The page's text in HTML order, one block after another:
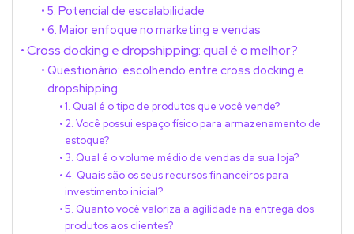
5. Potencial de escalabilidade
6. Maior enfoque no marketing e vendas
Cross docking e dropshipping: qual é o melhor?
Questionário: escolhendo entre cross docking e
dropshipping
1. Qual é o tipo de produtos que você vende?
2. Você possui espaço físico para armazenamento de
estoque?
3. Qual é o volume médio de vendas da sua loja?
4. Quais são os seus recursos financeiros para
investimento inicial?
5. Quanto você valoriza a agilidade na entrega dos
produtos aos clientes?